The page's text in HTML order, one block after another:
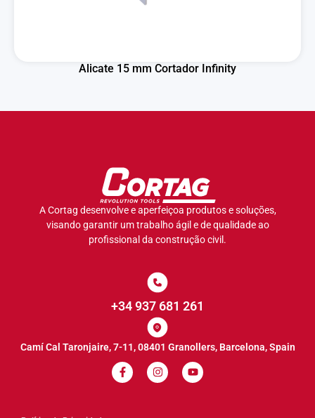
Alicate 15 mm Cortador Infinity
A Cortag desenvolve e aperfeiçoa produtos e soluções,
visando garantir um trabalho ágil e de qualidade ao
profissional da construção civil.
+34 937 681 261
Camí Cal Taronjaire, 7-11, 08401 Granollers, Barcelona, Spain